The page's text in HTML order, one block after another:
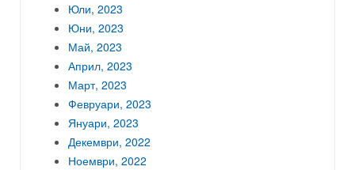
Юли, 2023
Юни, 2023
Май, 2023
Април, 2023
Март, 2023
Февруари, 2023
Януари, 2023
Декември, 2022
Ноември, 2022